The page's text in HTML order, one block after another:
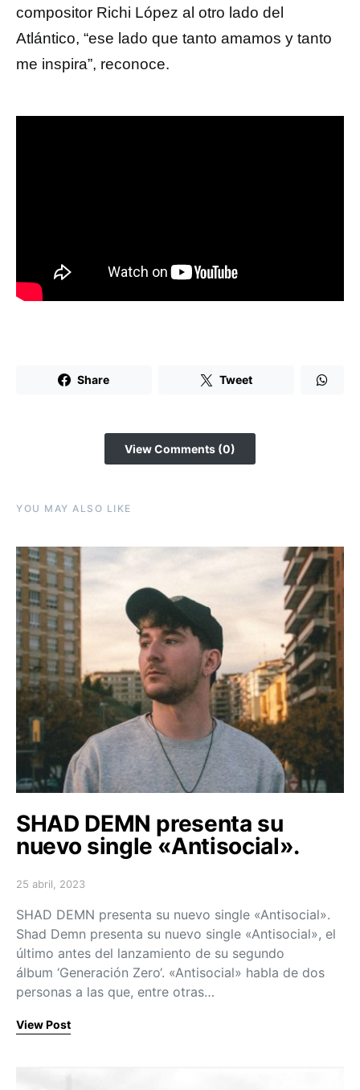
compositor Richi López al otro lado del
Atlántico, “ese lado que tanto amamos y tanto
me inspira”, reconoce.
Share Tweet
View Comments (0)
YOU MAY ALSO LIKE
SHAD DEMN presenta su
nuevo single «Antisocial».
Posted on
25 abril, 2023
SHAD DEMN presenta su nuevo single «Antisocial».
Shad Demn presenta su nuevo single «Antisocial», el
último antes del lanzamiento de su segundo
álbum ‘Generación Zero‘. «Antisocial» habla de dos
personas a las que, entre otras…
View Post